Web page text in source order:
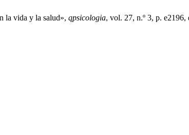
la vida y la salud», qpsicologia, vol. 27, n.º 3, p. e2196,